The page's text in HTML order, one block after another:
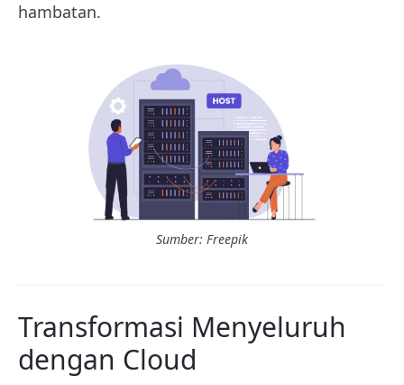
hambatan.
Sumber: Freepik
Transformasi Menyeluruh
dengan Cloud